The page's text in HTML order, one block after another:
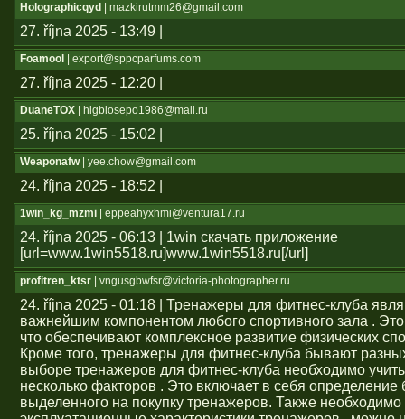
Holographicqyd | mazkirutmm26@gmail.com
27. října 2025 - 13:49 |
Foamool | export@sppcparfums.com
27. října 2025 - 12:20 |
DuaneTOX | higbiosepo1986@mail.ru
25. října 2025 - 15:02 |
Weaponafw| yee.chow@gmail.com
24. října 2025 - 18:52 |
1win_kg_mzmi | eppeahyxhmi@ventura17.ru
24. října 2025 - 06:13 | 1win скачать приложение
[url=www.1win5518.ru]www.1win5518.ru[/url]
profitren_ktsr | vngusgbwfsr@victoria-photographer.ru
24. října 2025 - 01:18 | Тренажеры для фитнес-клуба
важнейшим компонентом любого спортивного зала .
что обеспечивают комплексное развитие физических
Кроме того, тренажеры для фитнес-клуба бывают
выборе тренажеров для фитнес-клуба необходимо
несколько факторов . Это включает в себя определение
выделенного на покупку тренажеров. Также необходимо